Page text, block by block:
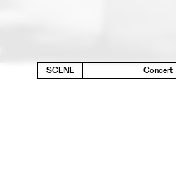
SCENE Concert